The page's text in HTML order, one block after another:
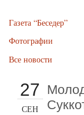
Газета “Беседер”
Фотографии
Все новости
27
СЕН